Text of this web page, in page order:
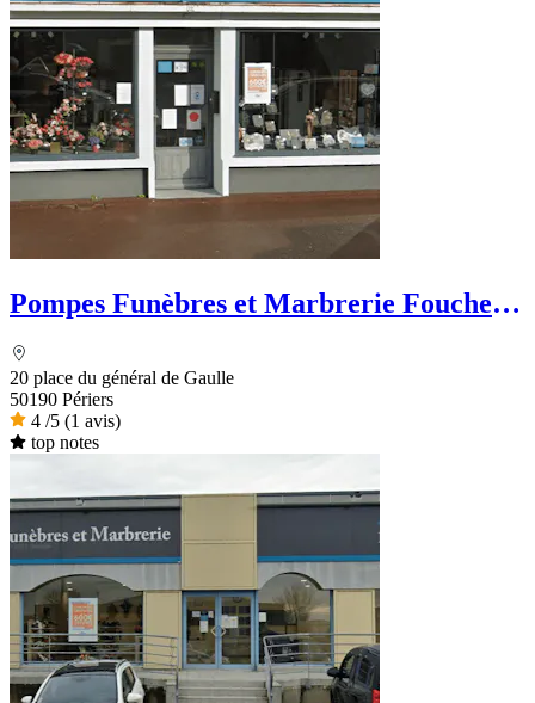
Pompes Funèbres et Marbrerie Foucher
20 place du général de Gaulle
50190 Périers
4 /5 (1 avis)
top notes